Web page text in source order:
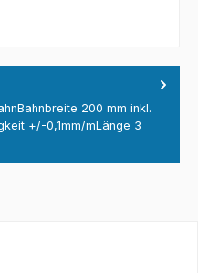
200 mm inkl.
+/-0,1mm/mLänge 3